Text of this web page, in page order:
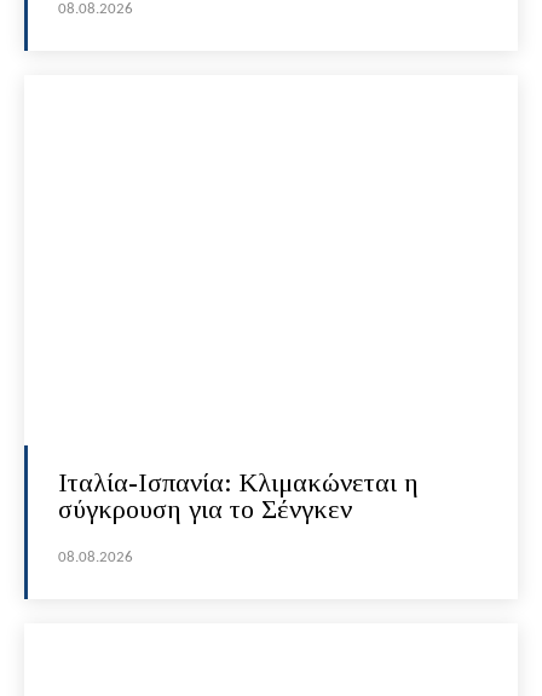
08.08.2026
Ιταλία-Ισπανία: Κλιμακώνεται η
σύγκρουση για το Σένγκεν
08.08.2026